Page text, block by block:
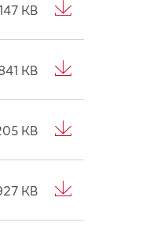
KB
KB
KB
KB